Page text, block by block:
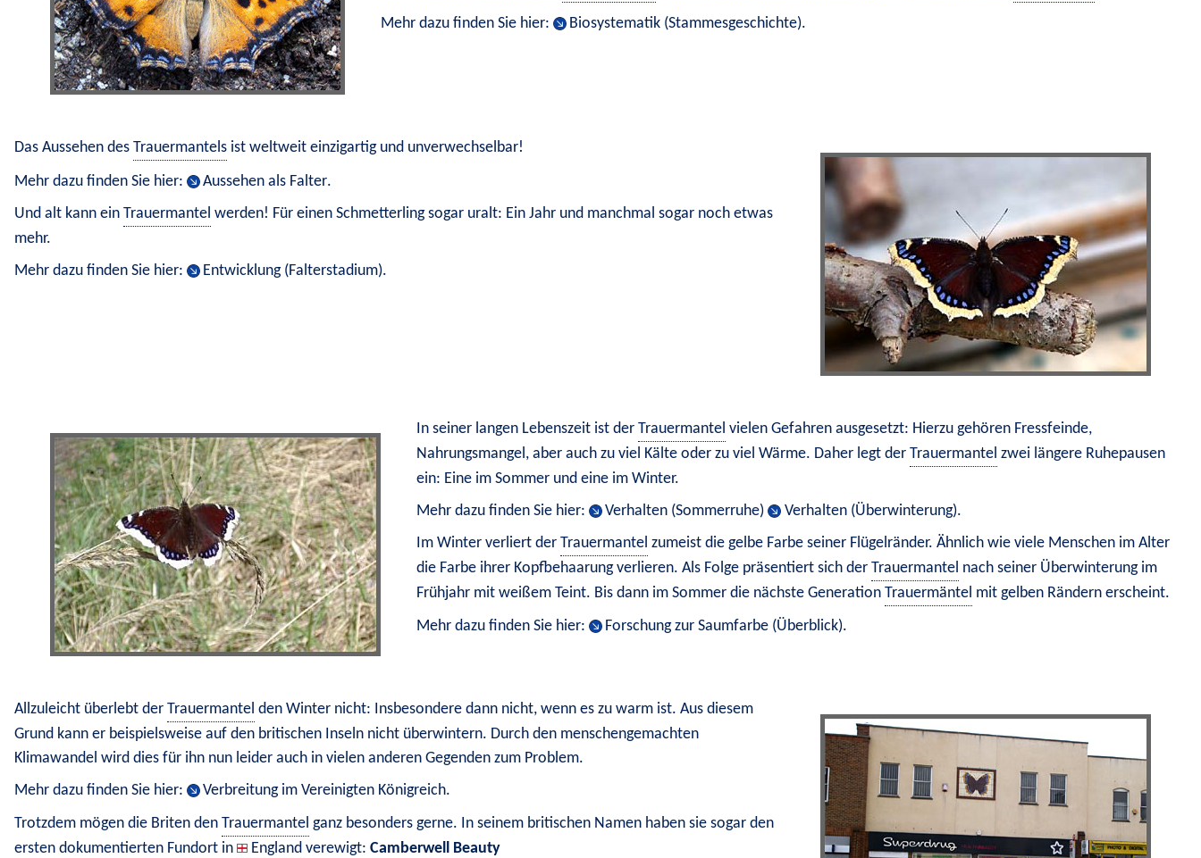
Mehr dazu finden Sie hier:
Biosystematik (Stammesgeschichte).
Das Aussehen des Trauermantels ist weltweit einzigartig und unverwechselbar!
Mehr dazu finden Sie hier:
Aussehen als Falter.
Und alt kann ein Trauermantel werden! Für einen Schmetterling sogar uralt: Ein Jahr und manchmal sogar noch etwas
mehr.
Mehr dazu finden Sie hier:
Entwicklung (Falterstadium).
In seiner langen Lebenszeit ist der Trauermantel vielen Gefahren ausgesetzt: Hierzu gehören Fressfeinde,
Nahrungsmangel, aber auch zu viel Kälte oder zu viel Wärme. Daher legt der Trauermantel zwei längere Ruhepausen
ein: Eine im Sommer und eine im Winter.
Mehr dazu finden Sie hier:
Verhalten (Sommerruhe) Verhalten (Überwinterung).
Im Winter verliert der Trauermantel zumeist die gelbe Farbe seiner Flügelränder. Ähnlich wie viele Menschen im Alter
die Farbe ihrer Kopfbehaarung verlieren. Als Folge präsentiert sich der Trauermantel nach seiner Überwinterung im
Frühjahr mit weißem Teint. Bis dann im Sommer die nächste Generation Trauermäntel mit gelben Rändern erscheint.
Mehr dazu finden Sie hier:
Forschung zur Saumfarbe (Überblick).
Allzuleicht überlebt der Trauermantel den Winter nicht: Insbesondere dann nicht, wenn es zu warm ist. Aus diesem
Grund kann er beispielsweise auf den britischen Inseln nicht überwintern. Durch den menschengemachten
Klimawandel wird dies für ihn nun leider auch in vielen anderen Gegenden zum Problem.
Mehr dazu finden Sie hier:
Verbreitung im Vereinigten Königreich.
Trotzdem mögen die Briten den Trauermantel ganz besonders gerne. In seinem britischen Namen haben sie sogar den
ersten dokumentierten Fundort in
England verewigt: Camberwell Beauty